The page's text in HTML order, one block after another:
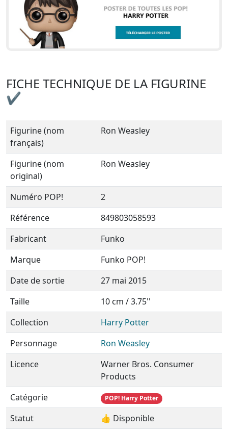
FICHE TECHNIQUE DE LA FIGURINE
✔
Figurine (nom
français)
Ron Weasley
Figurine (nom
original)
Ron Weasley
Numéro POP!
2
Référence
849803058593
Fabricant
Funko
Marque
Funko POP!
Date de sortie
27 mai 2015
Taille
10 cm / 3.75''
Collection
Harry Potter
Personnage
Ron Weasley
Licence
Warner Bros. Consumer
Products
Catégorie
POP! Harry Potter
Statut
👍 Disponible